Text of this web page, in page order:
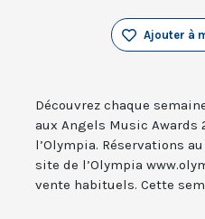
Ajouter à
Découvrez chaque
aux Angels Music Awards
l’Olympia. Réservations
site de l’Olympia
vente habituels. Cette